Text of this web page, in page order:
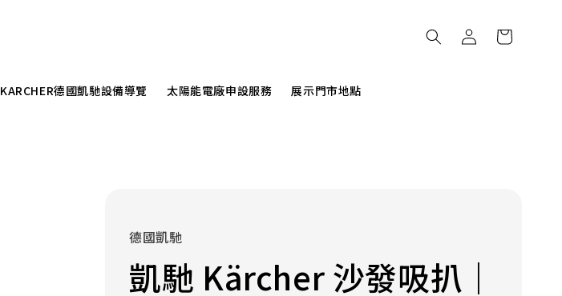
KARCHER德國凱馳設備導覽 太陽能電廠申設服務 展示門市地點
德國凱馳
凱馳 Kärcher 沙發吸扒｜